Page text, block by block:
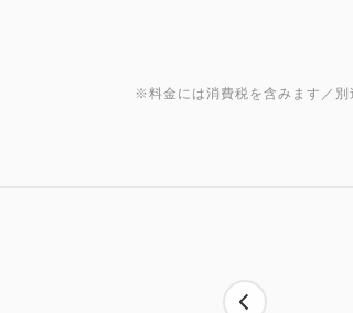
※料金には消費税を含みます／別